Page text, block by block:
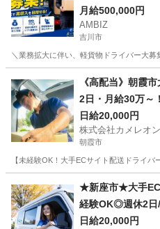
月給500,000円
AMBIZ
吉川市
＼業務拡大に伴い、軽貨物ドライバー大
ドライバー 貨物
《高配当》朝霞
2日・月給30万～
日給20,000円
株式会社カメレオン
朝霞市
【未経験OK！大手ECサイト配送ドライ
ドライバー 積み
★新座市★大手EC
経験OK◎週休2日
日給20,000円